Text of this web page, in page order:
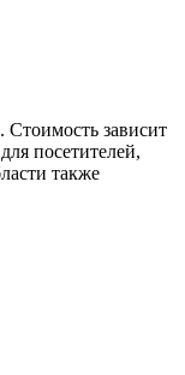
Стоимость зависит
посетителей,
также